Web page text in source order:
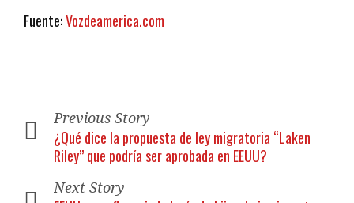
Fuente:Vozdeamerica.com
Previous Story
¿Qué dice la propuesta de ley migratoria “Laken
Riley” que podría ser aprobada en EEUU?
Next Story